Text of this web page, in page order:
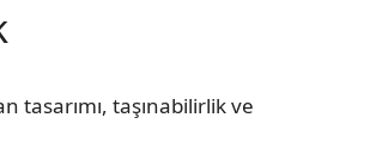
tasarımı, taşınabilirlik ve